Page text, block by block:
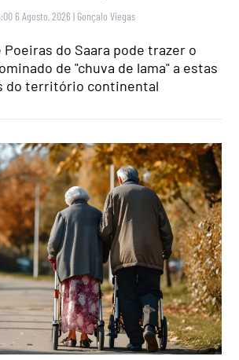
6 Agosto, 2026 | Gonçalo Viegas
do Saara pode trazer o
de "chuva de lama" a estas
do território continental